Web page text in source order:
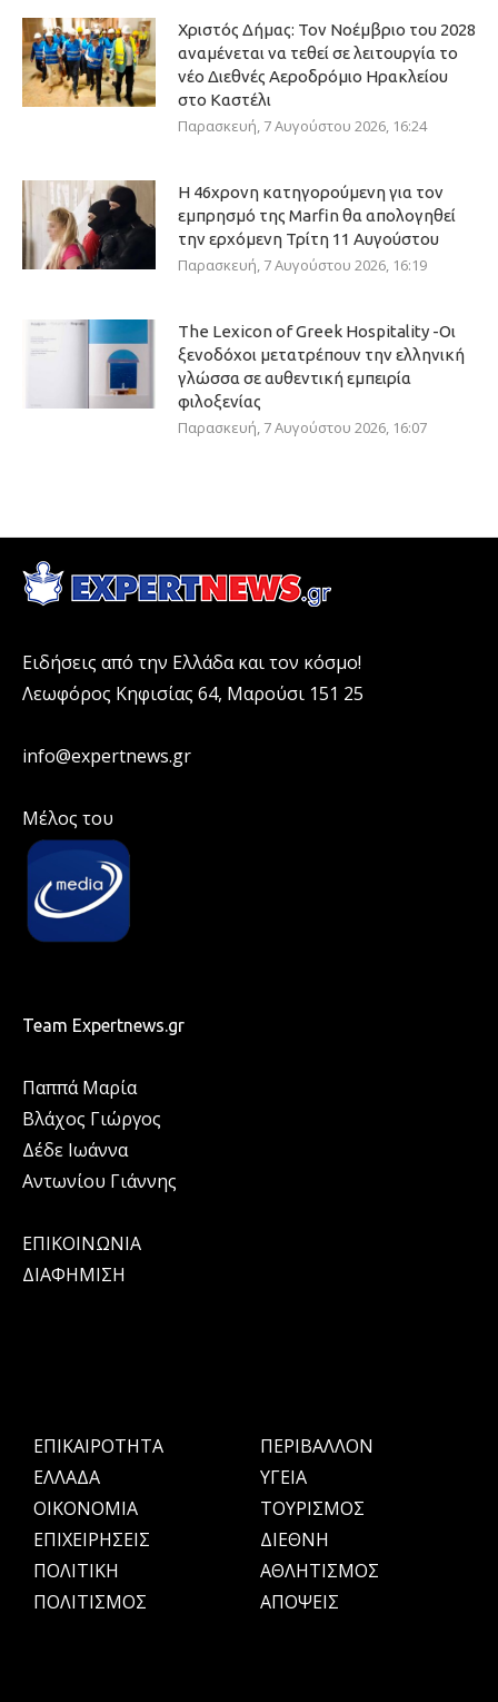
Χριστός Δήμας: Τον Νοέμβριο του 2028
αναμένεται να τεθεί σε λειτουργία το
νέο Διεθνές Αεροδρόμιο Ηρακλείου
στο Καστέλι
Παρασκευή, 7 Αυγούστου 2026, 16:24
Η 46χρονη κατηγορούμενη για τον
εμπρησμό της Marfin θα απολογηθεί
την ερχόμενη Τρίτη 11 Αυγούστου
Παρασκευή, 7 Αυγούστου 2026, 16:19
The Lexicon of Greek Hospitality -Οι
ξενοδόχοι μετατρέπουν την ελληνική
γλώσσα σε αυθεντική εμπειρία
φιλοξενίας
Παρασκευή, 7 Αυγούστου 2026, 16:07
Ειδήσεις από την Ελλάδα και τον κόσμο!
Λεωφόρος Κηφισίας 64, Μαρούσι 151 25
info@expertnews.gr
Μέλος του
Team Expertnews.gr
Παππά Μαρία
Βλάχος Γιώργος
Δέδε Ιωάννα
Αντωνίου Γιάννης
ΕΠΙΚΟΙΝΩΝΙΑ
ΔΙΑΦΗΜΙΣΗ
ΕΠΙΚΑΙΡΟΤΗΤΑ
ΕΛΛΑΔΑ
OIKONOMIA
ΕΠΙΧΕΙΡΗΣΕΙΣ
ΠΟΛΙΤΙΚΗ
ΠΟΛΙΤΙΣΜΟΣ
ΠΕΡΙΒΑΛΛΟΝ
ΥΓΕΙΑ
ΤΟΥΡΙΣΜΟΣ
ΔΙΕΘΝΗ
ΑΘΛΗΤΙΣΜΟΣ
ΑΠΟΨΕΙΣ